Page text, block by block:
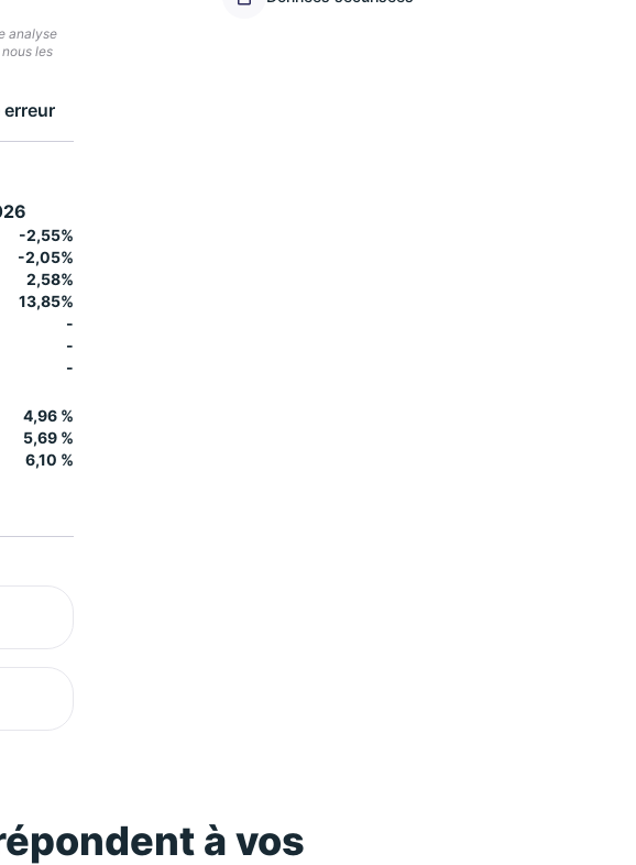
analyse
les
erreur
-2,55%
-2,05%
2,58%
13,85%
-
-
-
4,96 %
5,69 %
6,10 %
à vos